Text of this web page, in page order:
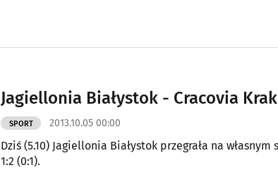
Jagiellonia Białystok - Cracovia
SPORT 2013.10.05 00:00
Dziś (5.10) Jagiellonia Białystok przegrała na
1:2 (0:1).